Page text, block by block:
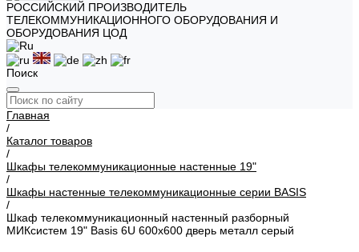
РОССИЙСКИЙ ПРОИЗВОДИТЕЛЬ
ТЕЛЕКОММУНИКАЦИОННОГО ОБОРУДОВАНИЯ И
ОБОРУДОВАНИЯ ЦОД
Поиск
Главная
/
Каталог товаров
/
Шкафы телекоммуникационные настенные 19"
/
Шкафы настенные телекоммуникационные серии BASIS
/
Шкаф телекоммуникационный настенный разборный
МИКсистем 19" Basis 6U 600x600 дверь металл серый